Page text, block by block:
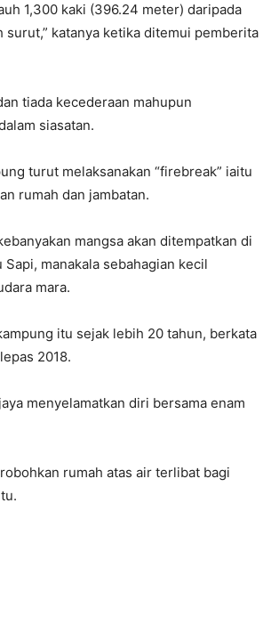
1,300 kaki (396.24 meter) daripada
katanya ketika ditemui pemberita
tiada kecederaan mahupun
siasatan.
turut melaksanakan “firebreak” iaitu
rumah dan jambatan.
mangsa akan ditempatkan di
manakala sebahagian kecil
mara.
itu sejak lebih 20 tahun, berkata
2018.
menyelamatkan diri bersama enam
rumah atas air terlibat bagi